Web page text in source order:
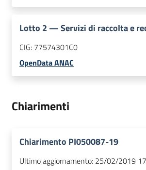
Lotto 2 —Servizi di raccolta e
CIG: 77574301C0
OpenData ANAC
Chiarimenti
Chiarimento PI050087-19
Ultimo aggiornamento: 25/02/2019